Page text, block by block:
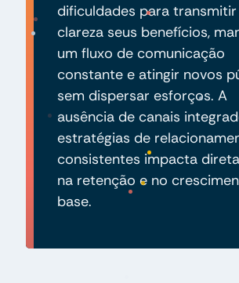
dificuldades para
clareza seus benefícios,
um fluxo de comunicação
constante e atingir novos
sem dispersar esforços. A
ausência de canais
estratégias de
consistentes impacta
na retenção e no
base.